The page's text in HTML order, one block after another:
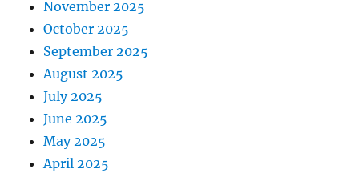
November 2025
October 2025
September 2025
August 2025
July 2025
June 2025
May 2025
April 2025